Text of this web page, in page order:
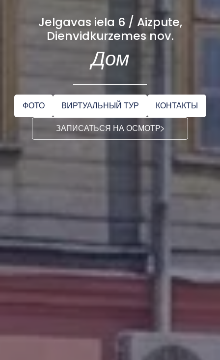
Jelgavas iela 6 / Aizpute,
Dienvidkurzemes nov.
Дом
ФОТО ВИРТУАЛЬНЫЙ ТУР
КОНТАКТЫ
ЗАПИСАТЬСЯ НА ОСМОТР